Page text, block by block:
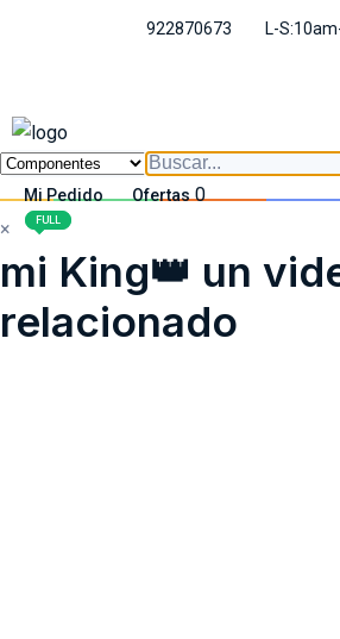
922870673 L-
Mi Pedido Ofertas 0
×
mi King👑 un
relacionado
2
FULL
FULL